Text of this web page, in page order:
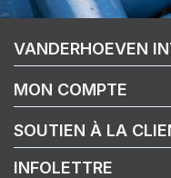
VANDERHOEVEN
MON COMPTE
SOUTIEN À LA
INFOLETTRE